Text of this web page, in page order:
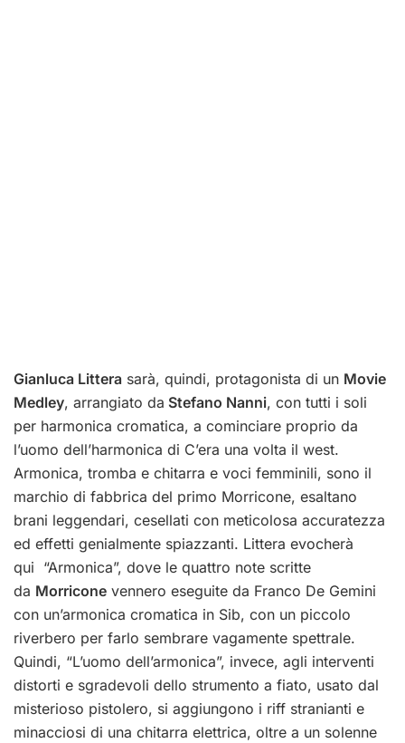
Gianluca Littera sarà, quindi, protagonista di un Movie
Medley, arrangiato da Stefano Nanni, con tutti i soli
per harmonica cromatica, a cominciare proprio da
l’uomo dell’harmonica di C’era una volta il west.
Armonica, tromba e chitarra e voci femminili, sono il
marchio di fabbrica del primo Morricone, esaltano
brani leggendari, cesellati con meticolosa accuratezza
ed effetti genialmente spiazzanti. Littera evocherà
qui “Armonica”, dove le quattro note scritte
da Morricone vennero eseguite da Franco De Gemini
con un’armonica cromatica in Sib, con un piccolo
riverbero per farlo sembrare vagamente spettrale.
Quindi, “L’uomo dell’armonica”, invece, agli interventi
distorti e sgradevoli dello strumento a fiato, usato dal
misterioso pistolero, si aggiungono i riff stranianti e
minacciosi di una chitarra elettrica, oltre a un solenne